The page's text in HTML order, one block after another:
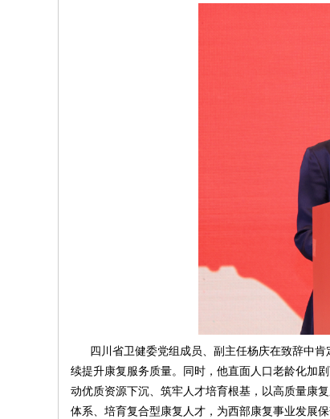
四川省卫健委党组成员、副主任杨庆在致辞中
续提升康复服务质量。同时，他直面人口老龄化加
动优质资源下沉、筑牢人才培育根基，以高质量康
体系、培育复合型康复人才，为西部康复事业发展保